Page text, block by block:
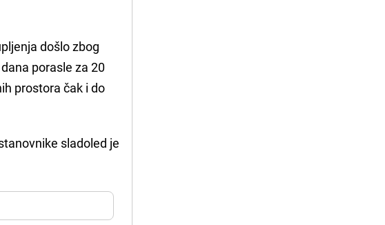
došlo zbog
porasle za 20
prostora čak i do
sladoled je